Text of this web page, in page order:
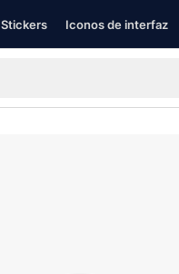
Stickers Iconos de interfaz